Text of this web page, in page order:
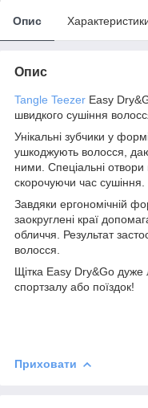
Опис
Опис
Tangle Teezer Easy
швидкого сушіння
Унікальні зубчики у
ушкоджують волосся,
ними. Спеціальні отвори
скорочуючи час сушіння.
Завдяки ергономічній
заокруглені краї
обличчя. Результат
волосся.
Щітка Easy Dry&Go дуже
спортзалу або поїздок!
Приховати